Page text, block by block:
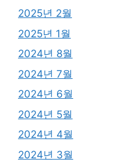
2025년 2월
2025년 1월
2024년 8월
2024년 7월
2024년 6월
2024년 5월
2024년 4월
2024년 3월